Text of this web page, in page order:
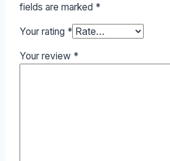
fields are marked *
Your rating *
Your review *